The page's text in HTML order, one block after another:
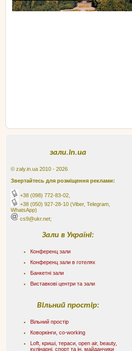
зали.in.ua
© zaly.in.ua 2010 - 2026
Звертайтесь для розміщення реклами:
+38 (098) 772-83-02
+38 (050) 927-28-10 (Viber, Telegram,
WhatsApp)
cs9@ukr.net;
Зали в Україні:
Конференц зали
Конференц зали в готелях
Банкетні зали
Виставкові центри та зали
Вільний простір:
Вільний простір
Коворкінги, co-working
Loft, криші, тераси, оpen air, beauty,
кулінарні, спорт та ін. майданчики